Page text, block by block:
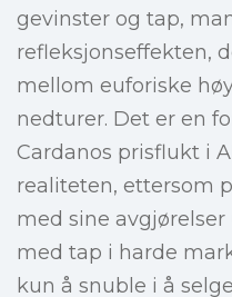
gevinster og tap,
refleksjonseffekten,
mellom euforiske
nedturer. Det er en
Cardanos prisflukt i
realiteten, ettersom
med sine
med tap i harde
kun å snuble i å